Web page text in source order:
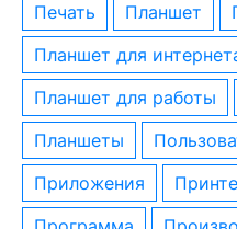
печать
планшет
планшет для
планшет для работы
планшеты
приложения